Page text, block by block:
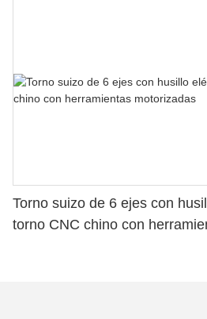
Torno suizo de 6 ejes con
torno CNC chino con